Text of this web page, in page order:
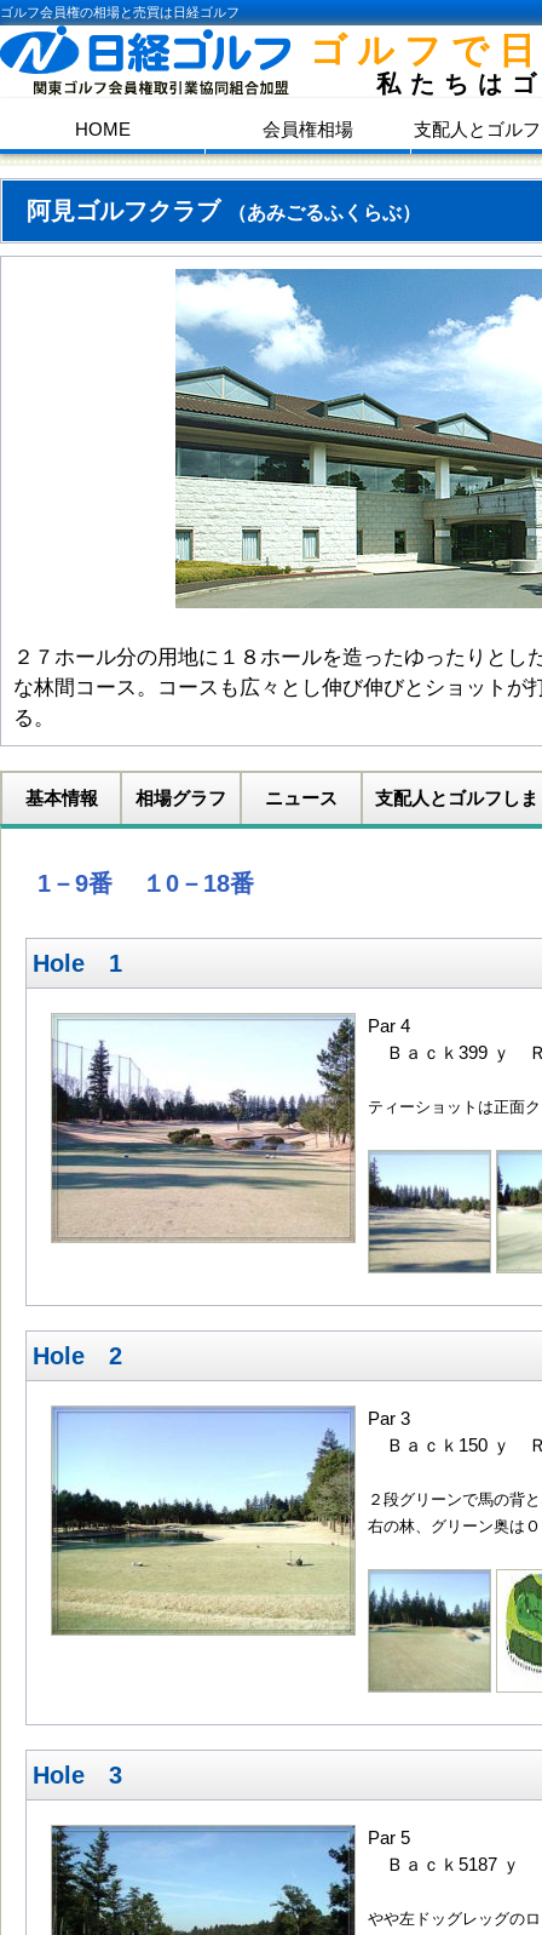
ゴルフ会員権の相場と売買は日経ゴルフ
ゴルフで
私たちは
HOME 会員権相場 支配人とゴル
阿見ゴルフクラブ （あみごるふくらぶ）
２７ホール分の用地に１８ホールを造ったゆったりと
な林間コース。コースも広々とし伸び伸びとショットが
る。
基本情報 相場グラフ ニュース 支配人とゴルフしま
1－9番 １0－18番
Hole 1
Par 4
Ｂａｃｋ399 ｙ
ティーショットは正面
Hole 2
Par 3
Ｂａｃｋ150 ｙ
２段グリーンで馬の背
右の林、グリーン奥は
Hole 3
Par 5
Ｂａｃｋ5187 ｙ
やや左ドッグレッグの